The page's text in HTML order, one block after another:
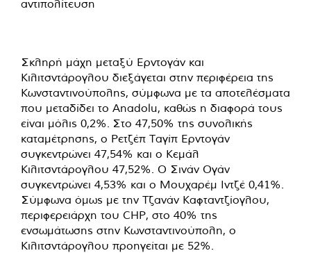
Σκληρή μάχη μεταξύ Ερντογάν και
Κιλιτσντάρογλου διεξάγεται στην περιφέρεια της
Κωνσταντινούπολης, σύμφωνα με τα αποτελέσματα
που μεταδίδει το Anadolu, καθώς η διαφορά τους
είναι μόλις 0,2%. Στο 47,50% της συνολικής
καταμέτρησης, ο Ρετζέπ Ταγίπ Ερντογάν
συγκεντρώνει 47,54% και ο Κεμάλ
Κιλιτσντάρογλου 47,52%. Ο Σινάν Ογάν
συγκεντρώνει 4,53% και ο Μουχαρέμ Ιντζέ 0,41%.
Σύμφωνα όμως με την Τζανάν Καφταντζίογλου,
περιφερειάρχη του CHP, στο 40% της
ενσωμάτωσης στην Κωνσταντινούπολη, ο
Κιλιτσντάρογλου προηγείται με 52%.